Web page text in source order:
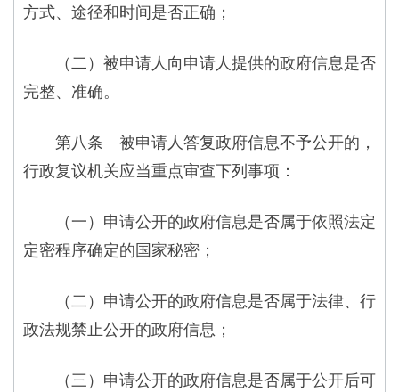
方式、途径和时间是否正确；
（二）被申请人向申请人提供的政府信息是否
完整、准确。
第八条 被申请人答复政府信息不予公开的，
行政复议机关应当重点审查下列事项：
（一）申请公开的政府信息是否属于依照法定
定密程序确定的国家秘密；
（二）申请公开的政府信息是否属于法律、行
政法规禁止公开的政府信息；
（三）申请公开的政府信息是否属于公开后可